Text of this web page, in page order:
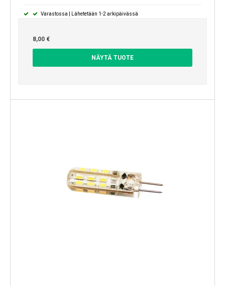
Varastossa | Lähetetään 1-2 arkipäivässä
8,00 €
NÄYTÄ TUOTE